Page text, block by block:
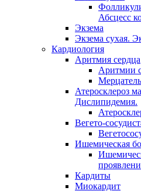
Абсцесс
Экзема
Экзема сухая.
Кардиология
Аритмия сердца
Аритмии
Атеросклероз
Дислипидемия.
Вегето-
Ишемическая
Кардиты
Миокардит